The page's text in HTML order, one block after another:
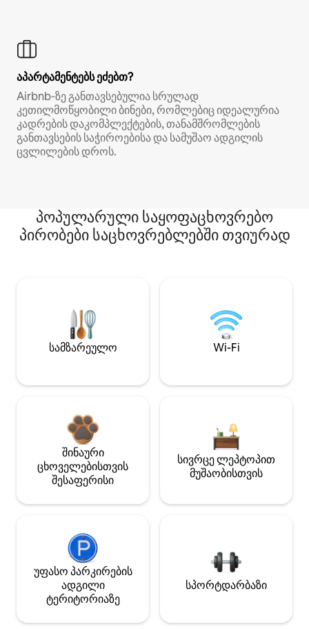
აპარტამენტებს ეძებთ?
Airbnb‑ზე განთავსებულია სრულად
კეთილმოწყობილი ბინები, რომლებიც იდეალურია
კადრების დაკომპლექტების, თანამშრომლების
განთავსების საჭიროებისა და სამუშაო ადგილის
ცვლილების დროს.
პოპულარული საყოფაცხოვრებო
პირობები საცხოვრებლებში თვიურად
სამზარეულო Wi-Fi
შინაური
ცხოველებისთვის
შესაფერისი
სივრცე ლეპტოპით
მუშაობისთვის
უფასო პარკირების
ადგილი
ტერიტორიაზე
სპორტდარბაზი